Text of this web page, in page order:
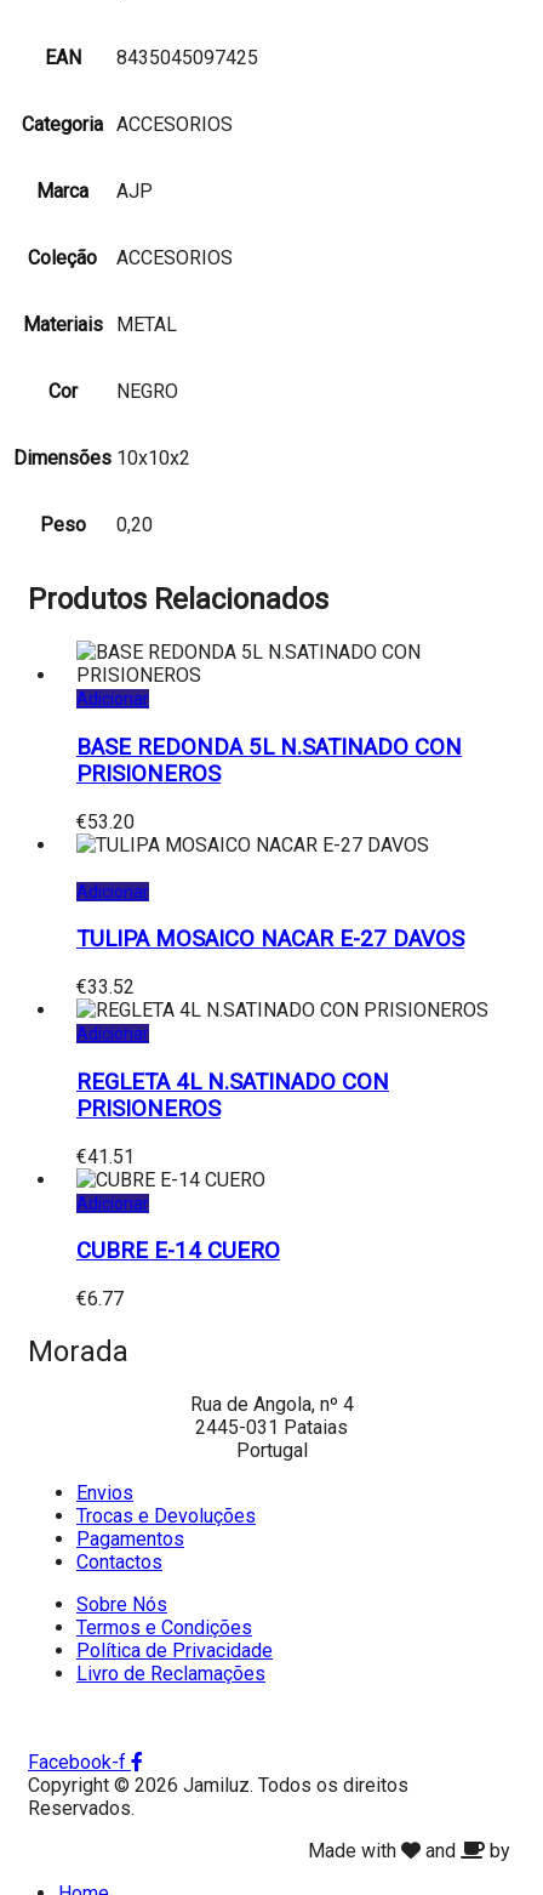
EAN 8435045097425
Categoria ACCESORIOS
Marca AJP
Coleção ACCESORIOS
Materiais METAL
Cor NEGRO
Dimensões 10x10x2
Peso 0,20
Produtos Relacionados
Adicionar
BASE REDONDA 5L N.SATINADO CON
PRISIONEROS
€53.20
Adicionar
TULIPA MOSAICO NACAR E-27 DAVOS
€33.52
Adicionar
REGLETA 4L N.SATINADO CON
PRISIONEROS
€41.51
Adicionar
CUBRE E-14 CUERO
€6.77
Morada
Rua de Angola, nº 4
2445-031 Pataias
Portugal
Envios
Trocas e Devoluções
Pagamentos
Contactos
Sobre Nós
Termos e Condições
Política de Privacidade
Livro de Reclamações
Facebook-f
Copyright © 2026 Jamiluz. Todos os direitos
Reservados.
Made with
and
by